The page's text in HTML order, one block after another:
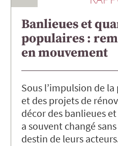
Banlieues et
populaires :
en mouvement
Sous l’impulsion de
et des projets de
décor des banlieues
a souvent changé
destin de leurs